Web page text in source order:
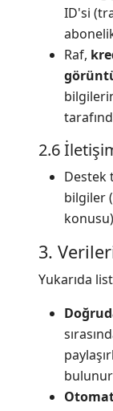
ID'si
Raf,
2.6
Destek
bilgiler
konusu)
3.
Yukarıda